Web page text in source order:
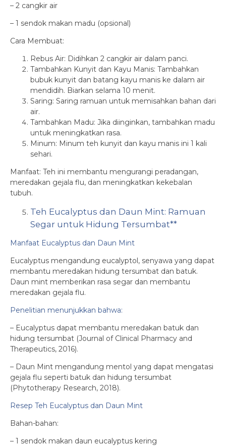
– 2 cangkir air
– 1 sendok makan madu (opsional)
Cara Membuat:
Rebus Air: Didihkan 2 cangkir air dalam panci.
Tambahkan Kunyit dan Kayu Manis: Tambahkan
bubuk kunyit dan batang kayu manis ke dalam air
mendidih. Biarkan selama 10 menit.
Saring: Saring ramuan untuk memisahkan bahan dari
air.
Tambahkan Madu: Jika diinginkan, tambahkan madu
untuk meningkatkan rasa.
Minum: Minum teh kunyit dan kayu manis ini 1 kali
sehari.
Manfaat: Teh ini membantu mengurangi peradangan,
meredakan gejala flu, dan meningkatkan kekebalan
tubuh.
Teh Eucalyptus dan Daun Mint: Ramuan
Segar untuk Hidung Tersumbat**
Manfaat Eucalyptus dan Daun Mint
Eucalyptus mengandung eucalyptol, senyawa yang dapat
membantu meredakan hidung tersumbat dan batuk.
Daun mint memberikan rasa segar dan membantu
meredakan gejala flu.
Penelitian menunjukkan bahwa:
– Eucalyptus dapat membantu meredakan batuk dan
hidung tersumbat (Journal of Clinical Pharmacy and
Therapeutics, 2016).
– Daun Mint mengandung mentol yang dapat mengatasi
gejala flu seperti batuk dan hidung tersumbat
(Phytotherapy Research, 2018).
Resep Teh Eucalyptus dan Daun Mint
Bahan-bahan:
– 1 sendok makan daun eucalyptus kering